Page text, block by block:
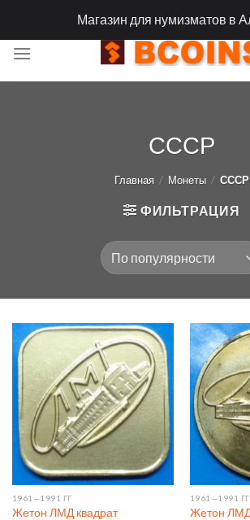
Магазин для нумизматов в
content
МОНЕТЫ И АКСЕССУАРЫ ДЛЯ
СССР
Главная / Монеты / СССР
ФИЛЬТРАЦИЯ
1961—1991 ГГ
Жетон ЛМД квадрат
1961—1991 ГГ
Жетон ЛМД